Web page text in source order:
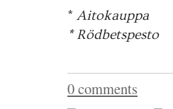
* Aitokauppa
* Rödbetspesto
0 comments